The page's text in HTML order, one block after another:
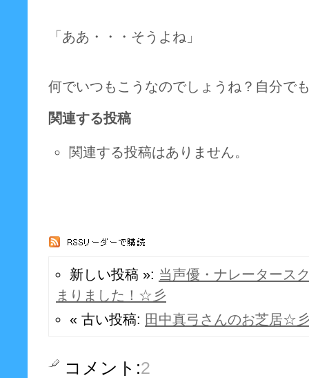
「ああ・・・そうよね」
何でいつもこうなのでしょうね？自分で
関連する投稿
関連する投稿はありません。
新しい投稿 »: 当声優・ナレータース
まりました！☆彡
« 古い投稿: 田中真弓さんのお芝居☆
コメント:2